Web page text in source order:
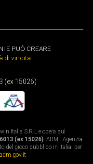
E PUÒ CREARE
di vincita
(ex 15026)
Italia S.R.L e opera sul
(ex 15026). ADM - Agenzia
del gioco pubblico in Italia: per